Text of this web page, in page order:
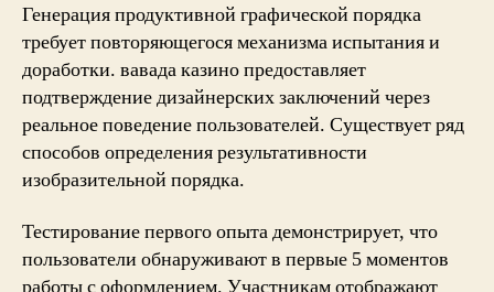
Генерация продуктивной графической порядка
требует повторяющегося механизма испытания и
доработки. вавада казино предоставляет
подтверждение дизайнерских заключений через
реальное поведение пользователей. Существует ряд
способов определения результативности
изобразительной порядка.
Тестирование первого опыта демонстрирует, что
пользователи обнаруживают в первые 5 моментов